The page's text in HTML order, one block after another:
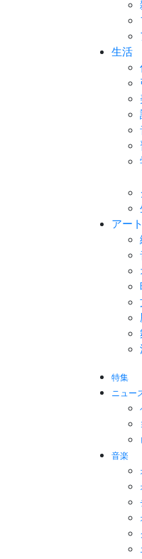
生活
アート
特集
ニュー
音楽